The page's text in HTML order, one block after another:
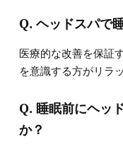
Q. ヘッドスパで
医療的な改善を保証
を意識する方がリラ
Q. 睡眠前にヘッ
か？